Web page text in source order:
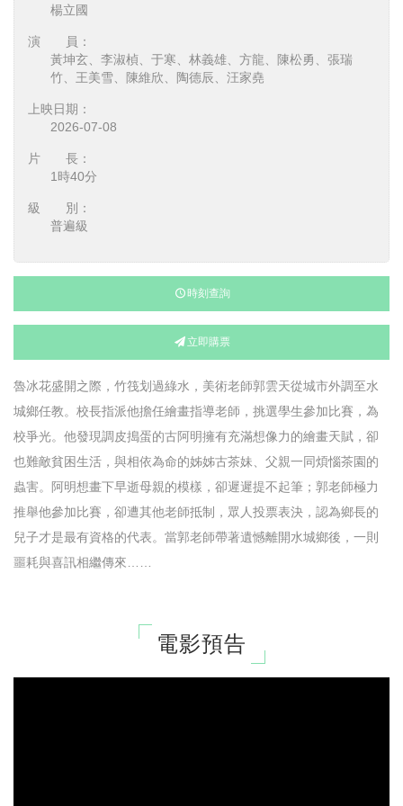
楊立國
演 員：
黃坤玄、李淑楨、于寒、林義雄、方龍、陳松勇、張瑞
竹、王美雪、陳維欣、陶德辰、汪家堯
上映日期：
2026-07-08
片 長：
1時40分
級 別：
普遍級
時刻查詢
立即購票
魯冰花盛開之際，竹筏划過綠水，美術老師郭雲天從城市外調至水
城鄉任教。校長指派他擔任繪畫指導老師，挑選學生參加比賽，為
校爭光。他發現調皮搗蛋的古阿明擁有充滿想像力的繪畫天賦，卻
也難敵貧困生活，與相依為命的姊姊古茶妹、父親一同煩惱茶園的
蟲害。阿明想畫下早逝母親的模樣，卻遲遲提不起筆；郭老師極力
推舉他參加比賽，卻遭其他老師抵制，眾人投票表決，認為鄉長的
兒子才是最有資格的代表。當郭老師帶著遺憾離開水城鄉後，一則
噩耗與喜訊相繼傳來……
電影預告